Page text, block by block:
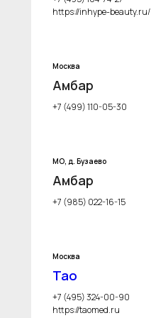
https://inhype-beauty.ru/
Москва
Амбар
+7 (499) 110-05-30
МО, д. Бузаево
Амбар
+7 (985) 022-16-15
Москва
Тао
+7 (495) 324-00-90
https://taomed.ru